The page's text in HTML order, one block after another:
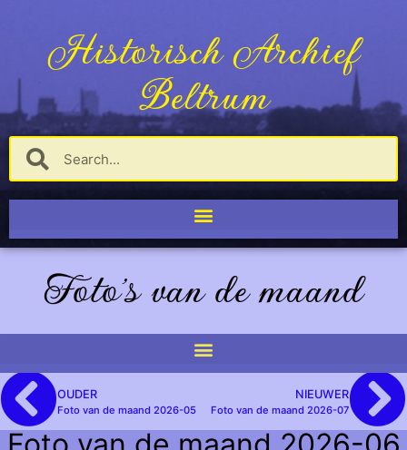
Historisch Archief
Beltrum
Foto's van de maand
OUDER
Foto van de maand 2026-05
NIEUWER
Foto van de maand 2026-07